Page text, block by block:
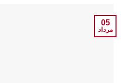
05
مرداد